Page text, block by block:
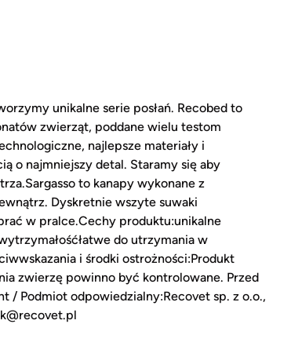
unikalne serie posłań. Recobed to
zwierząt, poddane wielu testom
najlepsze materiały i
o najmniejszy detal. Staramy się aby
to kanapy wykonane z
Dyskretnie wszyte suwaki
w pralce.Cechy produktu:unikalne
do utrzymania w
i środki ostrożności:Produkt
zwierzę powinno być kontrolowane. Przed
/ Podmiot odpowiedzialny:Recovet sp. z o.o.,